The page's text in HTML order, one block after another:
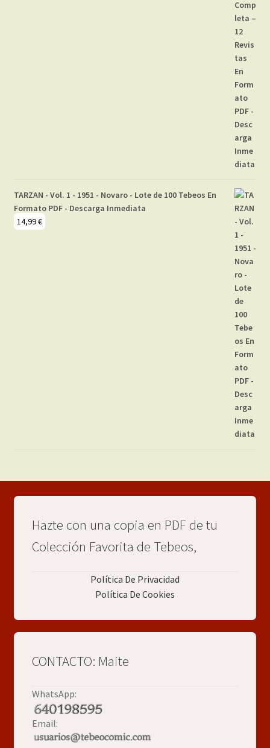
TARZAN - Vol. 1 - 1951 - Novaro - Lote de 100 Tebeos En
Formato PDF - Descarga Inmediata
14,99€
Hazte con una copia en PDF de tu
Colección Favorita de Tebeos,
Política De Privacidad
Política De Cookies
CONTACTO: Maite
WhatsApp:
Email: